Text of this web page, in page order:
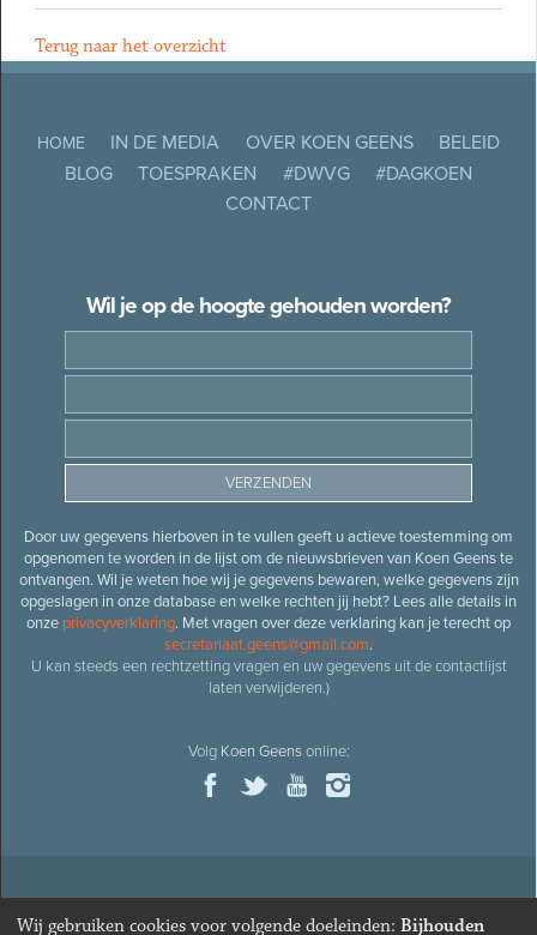
Terug naar het overzicht
HOME IN DE MEDIA OVER KOEN GEENS
BELEID
BLOG
TOESPRAKEN #DWVG
#DAGKOEN
CONTACT
Wil je op de hoogte gehouden worden?
Door uw gegevens hierboven in te vullen geeft u actieve toestemming om
opgenomen te worden in de lijst om de nieuwsbrieven van Koen Geens te
ontvangen. Wil je weten hoe wij je gegevens bewaren, welke gegevens zijn
opgeslagen in onze database en welke rechten jij hebt? Lees alle details in
onze privacyverklaring. Met vragen over deze verklaring kan je terecht op
secretariaat.geens@gmail.com.
U kan steeds een rechtzetting vragen en uw gegevens uit de contactlijst
laten verwijderen.)
Volg Koen Geensonline:
© 2026Oud-minister en ere-volksvertegenwoordiger Koen
Wij gebruiken cookies voor volgende doeleinden: Bijhouden